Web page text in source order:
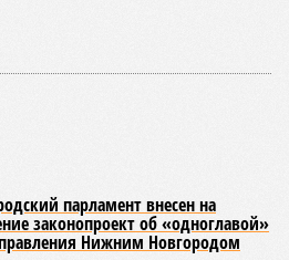
парламент внесен на
законопроект об «одноглавой»
Нижним Новгородом